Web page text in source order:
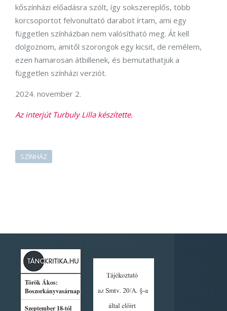
kőszínházi előadásra szólt, így sokszereplős, több
korcsoportot felvonultató darabot írtam, ami egy
független színházban nem valósítható meg. Át kell
dolgoznom, amitől szorongok egy kicsit, de remélem,
ezen hamarosan átbillenek, és bemutathatjuk a
független színházi verziót.
2024. november 2.
Az interjút Turbuly Lilla készítette.
SZÍNHÁZ